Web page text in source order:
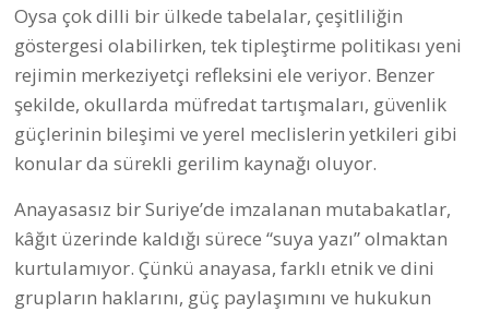
Oysa çok dilli bir ülkede tabelalar, çeşitliliğin
göstergesi olabilirken, tek tipleştirme politikası yeni
rejimin merkeziyetçi refleksini ele veriyor. Benzer
şekilde, okullarda müfredat tartışmaları, güvenlik
güçlerinin bileşimi ve yerel meclislerin yetkileri gibi
konular da sürekli gerilim kaynağı oluyor.
Anayasasız bir Suriye’de imzalanan mutabakatlar,
kâğıt üzerinde kaldığı sürece “suya yazı” olmaktan
kurtulamıyor. Çünkü anayasa, farklı etnik ve dini
grupların haklarını, güç paylaşımını ve hukukun